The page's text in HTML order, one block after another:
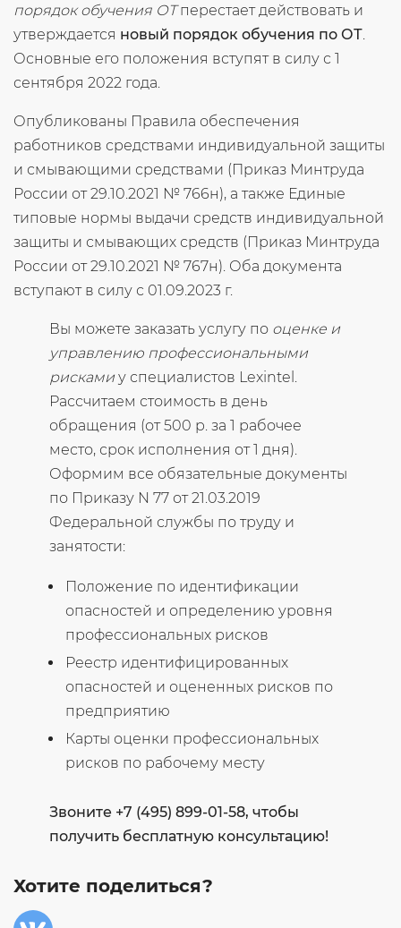
порядок обучения ОТперестает действовать и
утверждается новый порядок обучения по ОТ.
Основные его положения вступят в силу с 1
сентября 2022 года.
Опубликованы Правила обеспечения
работников средствами индивидуальной защиты
и смывающими средствами (Приказ Минтруда
России от 29.10.2021 № 766н), а также Единые
типовые нормы выдачи средств индивидуальной
защиты и смывающих средств (Приказ Минтруда
России от 29.10.2021 № 767н). Оба документа
вступают в силу с 01.09.2023 г.
Вы можете заказать услугу по оценке и
управлению профессиональными
рисками у специалистов Lexintel.
Рассчитаем стоимость в день
обращения (от 500 р. за 1 рабочее
место, срок исполнения от 1 дня).
Оформим все обязательные документы
по Приказу N 77 от 21.03.2019
Федеральной службы по труду и
занятости:
Положение по идентификации
опасностей и определению уровня
профессиональных рисков
Реестр идентифицированных
опасностей и оцененных рисков по
предприятию
Карты оценки профессиональных
рисков по рабочему месту
Звоните +7 (495) 899-01-58, чтобы
получить бесплатную консультацию!
Хотите поделиться?